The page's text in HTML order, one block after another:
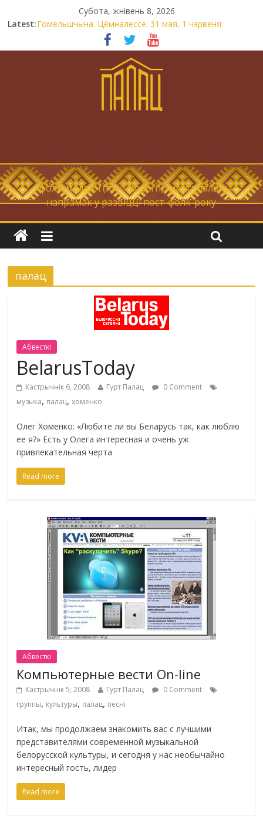
Субота, жнівень 8, 2026
Latest:Гомельшчына. Цёмналессе. 31 мая, 1 чэрвеня.
Нічога не дарэмна. Невыносна балюча нараджаецца
беларуская палітычная нацыя.
Запрашаем у інтравертнасць
… фолк-мадэрн (folk-modern), магістральны
напрамак у развіцці пост-фолк-року
палац
Абвесткі
BelarusToday
Кастрычнік 6, 2008 Гурт Палац
0 Comment
музыка, палац,хоменко
Олег Хоменко: «Любите ли вы Беларусь так, как люблю
ее я?» Есть у Олега интересная и очень уж
привлекательная черта
Read more
Абвесткі
Компьютерные вести On-line
Кастрычнік 5, 2008 Гурт Палац
0 Comment
группы, культуры, палац, песні
Итак, мы продолжаем знакомить вас с лучшими
представителями современной музыкальной
белорусской культуры, и сегодня у нас необычайно
интересный гость, лидер
Read more